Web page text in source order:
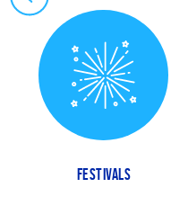
FESTIVALS